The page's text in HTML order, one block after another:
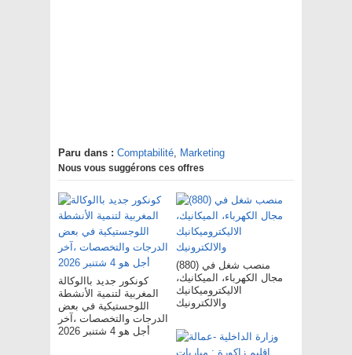
Paru dans : Comptabilité, Marketing
Nous vous suggérons ces offres
كونكور جديد باالوكالة
المغربية لتنمية الأنشطة
اللوجستيكية في بعض
الدرجات والتخصصات ،آخر
أجل هو 4 شتنبر 2026
(880) منصب شغل في
مجال الكهرباء، الميكانيك،
الاليكتروميكانيك
والالكترونيك